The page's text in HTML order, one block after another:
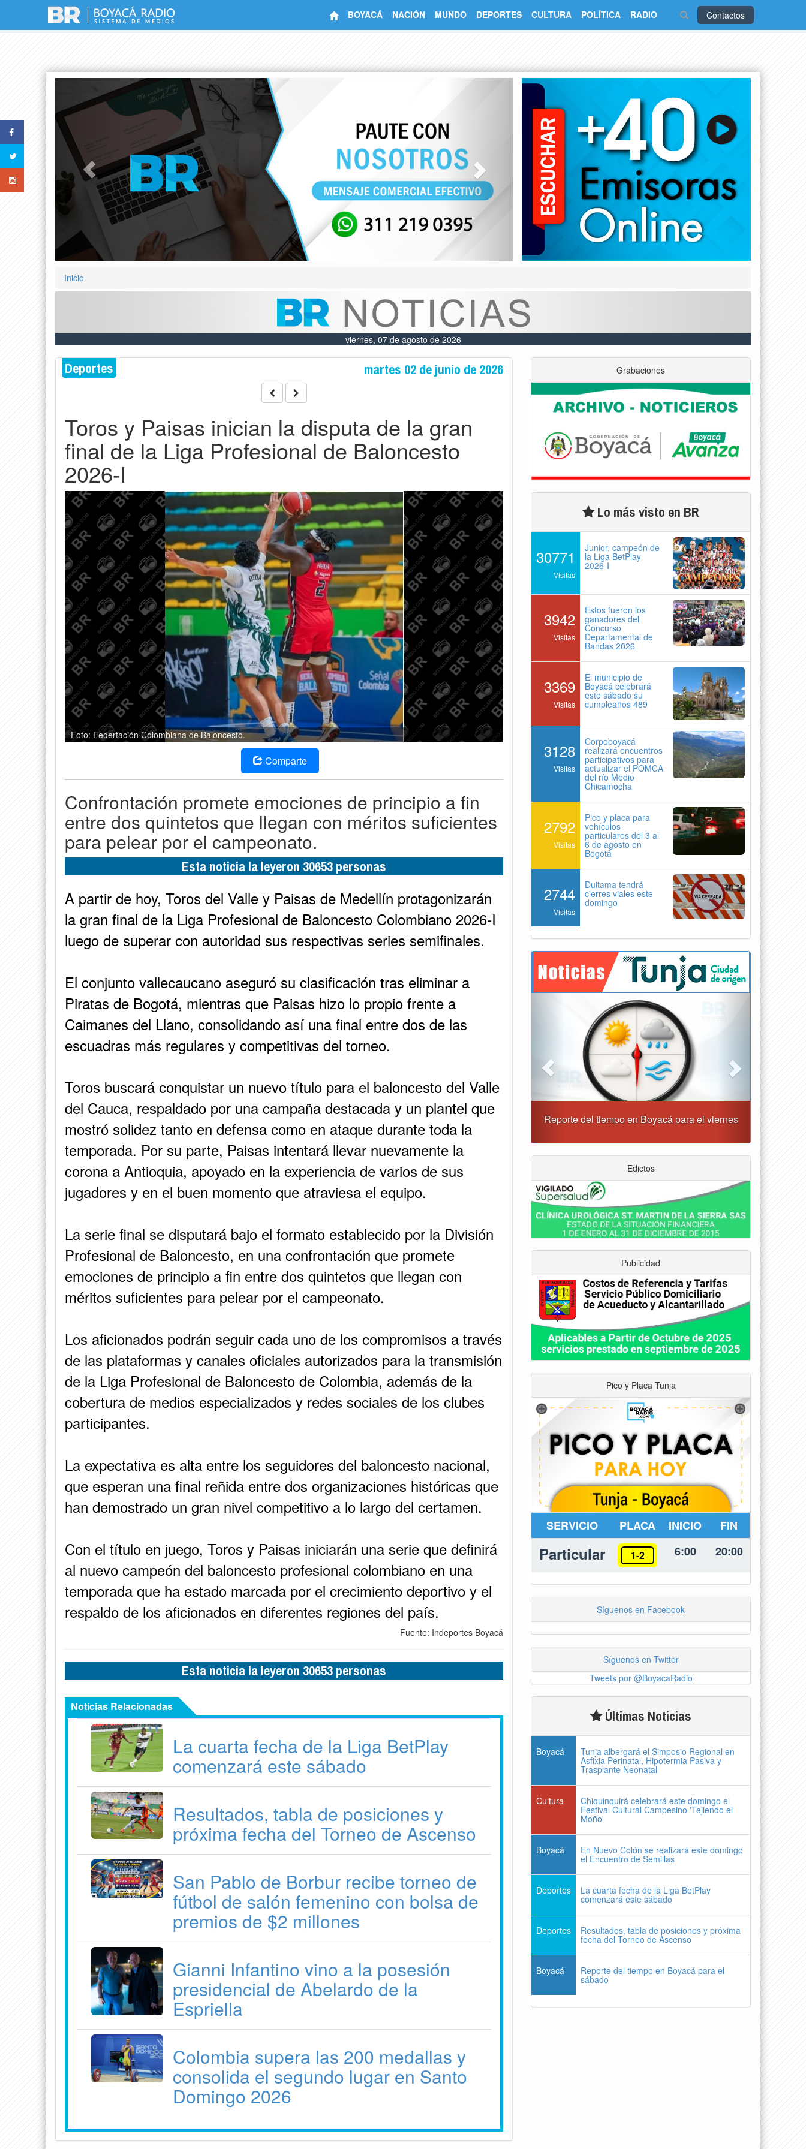
Contactos
BOYACÁ NACIÓN MUNDO DEPORTES CULTURA POLÍTICA RADIO
Previous
Inicio
viernes, 07 de agosto de 2026
Deportes martes 02 de junio de 2026
Toros y Paisas inician la disputa de la gran
final de la Liga Profesional de Baloncesto
2026-I
Foto: Federtación Colombiana de Baloncesto.
Comparte
Confrontación promete emociones de principio a fin
entre dos quintetos que llegan con méritos suficientes
para pelear por el campeonato.
Esta noticia la leyeron 30653 personas
A partir de hoy, Toros del Valle y Paisas de Medellín protagonizarán
la gran final de la Liga Profesional de Baloncesto Colombiano 2026-I
luego de superar con autoridad sus respectivas series semifinales.
El conjunto vallecaucano aseguró su clasificación tras eliminar a
Piratas de Bogotá, mientras que Paisas hizo lo propio frente a
Caimanes del Llano, consolidando así una final entre dos de las
escuadras más regulares y competitivas del torneo.
Toros buscará conquistar un nuevo título para el baloncesto del Valle
del Cauca, respaldado por una campaña destacada y un plantel que
mostró solidez tanto en defensa como en ataque durante toda la
temporada. Por su parte, Paisas intentará llevar nuevamente la
corona a Antioquia, apoyado en la experiencia de varios de sus
jugadores y en el buen momento que atraviesa el equipo.
La serie final se disputará bajo el formato establecido por la División
Profesional de Baloncesto, en una confrontación que promete
emociones de principio a fin entre dos quintetos que llegan con
méritos suficientes para pelear por el campeonato.
Los aficionados podrán seguir cada uno de los compromisos a través
de las plataformas y canales oficiales autorizados para la transmisión
de la Liga Profesional de Baloncesto de Colombia, además de la
cobertura de medios especializados y redes sociales de los clubes
participantes.
La expectativa es alta entre los seguidores del baloncesto nacional,
que esperan una final reñida entre dos organizaciones históricas que
han demostrado un gran nivel competitivo a lo largo del certamen.
Con el título en juego, Toros y Paisas iniciarán una serie que definirá
al nuevo campeón del baloncesto profesional colombiano en una
temporada que ha estado marcada por el crecimiento deportivo y el
respaldo de los aficionados en diferentes regiones del país.
Fuente: Indeportes Boyacá
Esta noticia la leyeron 30653 personas
Noticias Relacionadas
La cuarta fecha de la Liga BetPlay
comenzará este sábado
Resultados, tabla de posiciones y
próxima fecha del Torneo de Ascenso
San Pablo de Borbur recibe torneo de
fútbol de salón femenino con bolsa de
premios de $2 millones
Gianni Infantino vino a la posesión
presidencial de Abelardo de la
Espriella
Colombia supera las 200 medallas y
consolida el segundo lugar en Santo
Domingo 2026
Grabaciones
Lo más visto en BR
30771
Visitas
Junior, campeón de
la Liga BetPlay
2026-I
3942
Visitas
Estos fueron los
ganadores del
Concurso
Departamental de
Bandas 2026
3369
Visitas
El municipio de
Boyacá celebrará
este sábado su
cumpleaños 489
3128
Visitas
Corpoboyacá
realizará encuentros
participativos para
actualizar el POMCA
del río Medio
Chicamocha
2792
Visitas
Pico y placa para
vehículos
particulares del 3 al
6 de agosto en
Bogotá
2744
Visitas
Duitama tendrá
cierres viales este
domingo
“Tunja nos ha dado demasiado y no podemos
Edictos
Publicidad
Pico y Placa Tunja
SERVICIO PLACA INICIO FIN
Particular 1-2 6:00 20:00
Síguenos en Facebook
Síguenos en Twitter
Tweets por @BoyacaRadio
Últimas Noticias
Boyacá Tunja albergará el Simposio Regional en
Asfixia Perinatal, Hipotermia Pasiva y
Trasplante Neonatal
Cultura Chiquinquirá celebrará este domingo el
Festival Cultural Campesino 'Tejiendo el
Moño'
Boyacá En Nuevo Colón se realizará este domingo
el Encuentro de Semillas
Deportes La cuarta fecha de la Liga BetPlay
comenzará este sábado
Deportes Resultados, tabla de posiciones y próxima
fecha del Torneo de Ascenso
Boyacá Reporte del tiempo en Boyacá para el
sábado